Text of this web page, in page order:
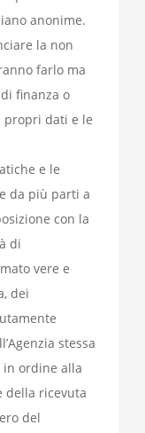
anonime.
la non
farlo ma
finanza o
propri dati e le
e le
da più parti a
con la
di
vere e
dei
stessa
in ordine alla
della ricevuta
del